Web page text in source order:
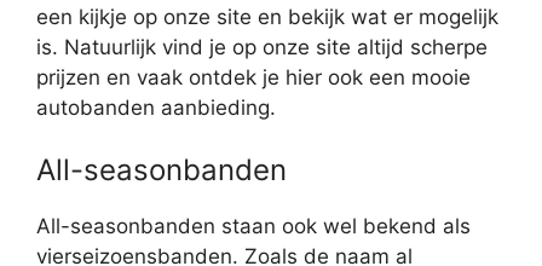
een kijkje op onze site en bekijk wat er mogelijk
is. Natuurlijk vind je op onze site altijd scherpe
prijzen en vaak ontdek je hier ook een mooie
autobanden aanbieding.
All-seasonbanden
All-seasonbanden staan ook wel bekend als
vierseizoensbanden. Zoals de naam al